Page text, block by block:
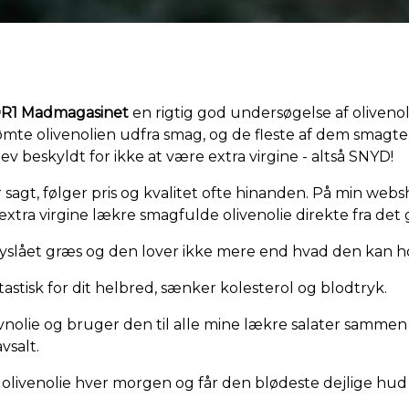
Madmagasineten rigtig god undersøgelse af
olivenolien udfra smag, og de fleste af dem
beskyldt for ikke at være extra virgine - altså SNYD!
sagt, følger pris og kvalitet ofte hinanden. På min
virgine lækre smagfulde olivenolie direkte fra det
græs og den lover ikke mere end hvad den kan
for dit helbred, sænker kolesterol og blodtryk.
og bruger den til alle mine lækre salater
olivenolie hver morgen og får den blødeste dejlige